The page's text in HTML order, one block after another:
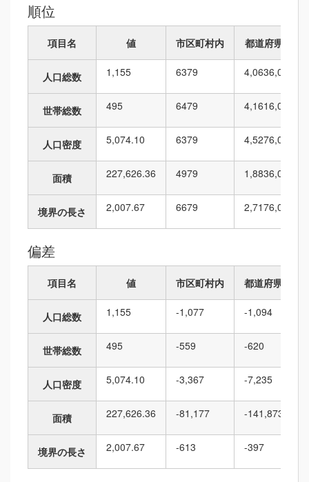
順位
項目名 値 市区町村内 都道府県内
人口総数 1,155 6379 4,0636,010
世帯総数 495 6479 4,1616,010
人口密度 5,074.10 6379 4,5276,010
面積 227,626.36 4979 1,8836,010
境界の長さ 2,007.67 6679 2,7176,010
偏差
項目名 値 市区町村内 都道府県内
人口総数 1,155 -1,077 -1,094
世帯総数 495 -559 -620
人口密度 5,074.10 -3,367 -7,235
面積 227,626.36 -81,177 -141,873
境界の長さ 2,007.67 -613 -397